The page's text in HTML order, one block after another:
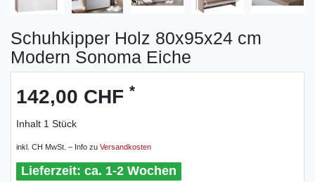
Schuhkipper Holz 80x95x24 cm
Modern Sonoma Eiche
142,00 CHF *
Inhalt 1 Stück
inkl. CH MwSt. – Info zu Versandkosten
ca. 1-2 Wochen